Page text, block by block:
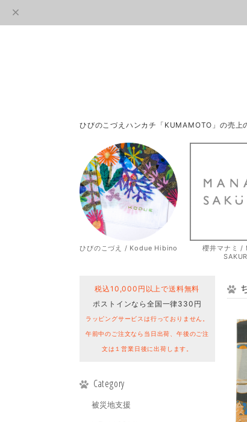
ひびのこづえハンカチ「KUMAMOTO」の売上
ひびのこづえ / Kodue Hibino
櫻井マナミ /
税込10,000円以上で送料無料
ポストインなら全国一律330円
ラッピングサービスは行っておりません。
午前中のご注文なら当日出荷、午後のご注
文は１営業日後に出荷します。
Category
被災地支援